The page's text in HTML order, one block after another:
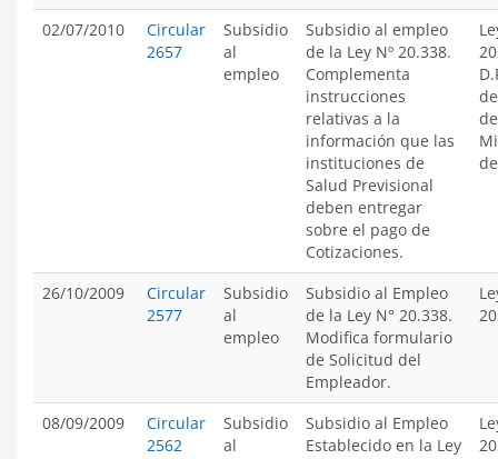
02/07/2010
Circular
2657
Subsidio
al
empleo
Subsidio al empleo
de la Ley Nº 20.338.
Complementa
instrucciones
relativas a la
información que las
instituciones de
Salud Previsional
deben entregar
sobre el pago de
Cotizaciones.
26/10/2009
Circular
2577
Subsidio
al
empleo
Subsidio al Empleo
de la Ley N° 20.338.
Modifica formulario
de Solicitud del
Empleador.
08/09/2009
Circular
2562
Subsidio
al
Subsidio al Empleo
Establecido en la Ley